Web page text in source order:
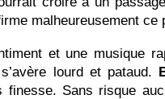
malheureusement ce
et une musique
lourd et pataud.
finesse. Sans risque